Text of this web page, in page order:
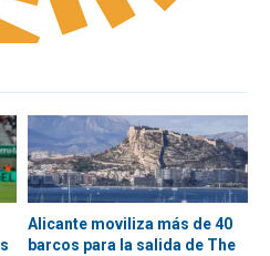
Alicante moviliza más de 40
barcos para la salida de The